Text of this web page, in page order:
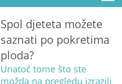
Spol djeteta možete
saznati po pokretima
ploda?
Unatoč tome što ste
možda na pregledu izrazili